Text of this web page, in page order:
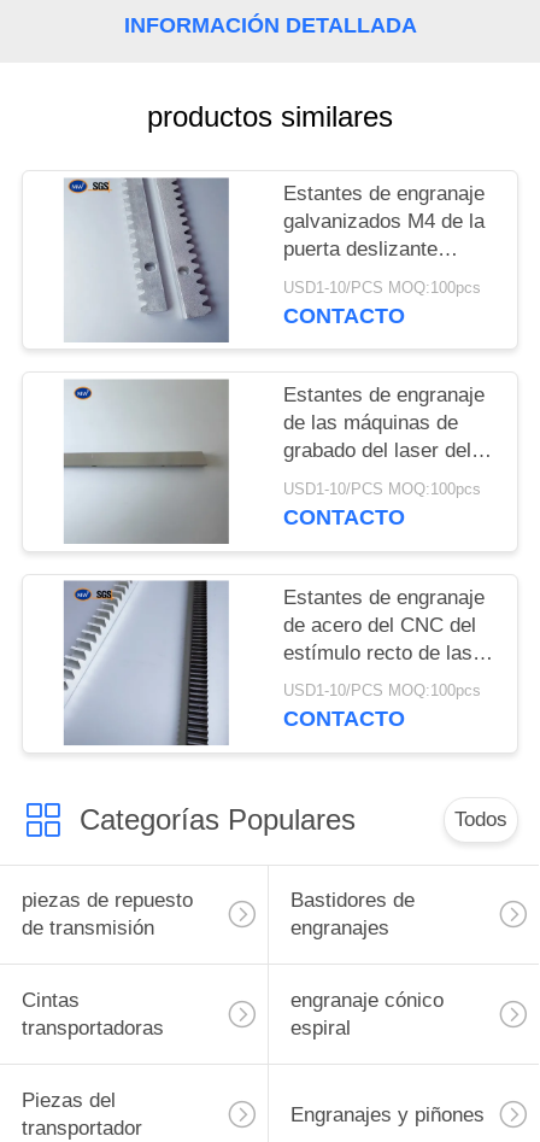
PRIVACY
INFORMACIÓN DETALLADA
productos similares
Estantes de engranaje
galvanizados M4 de la
puerta deslizante
12X30
USD1-10/PCS MOQ:100pcs
CONTACTO
Estantes de engranaje
de las máquinas de
grabado del laser del
metal 19X19
USD1-10/PCS MOQ:100pcs
CONTACTO
Estantes de engranaje
de acero del CNC del
estímulo recto de las
máquinas de grabado
del laser
USD1-10/PCS MOQ:100pcs
CONTACTO
Categorías Populares Todos
piezas de repuesto
de transmisión
Bastidores de
engranajes
Cintas
transportadoras
engranaje cónico
espiral
Piezas del
transportador
Engranajes y piñones